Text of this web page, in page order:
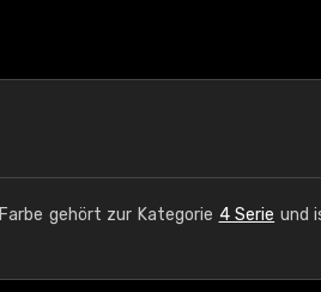
gehört zur Kategorie 4 Serie und